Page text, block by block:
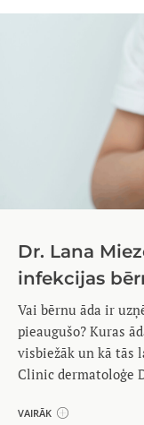
Dr. Lana
infekcijas
Vai bērnu āda ir
pieaugušo? Kuras
visbiežāk un kā tās
Clinic dermatoloģe
VAIRĀK